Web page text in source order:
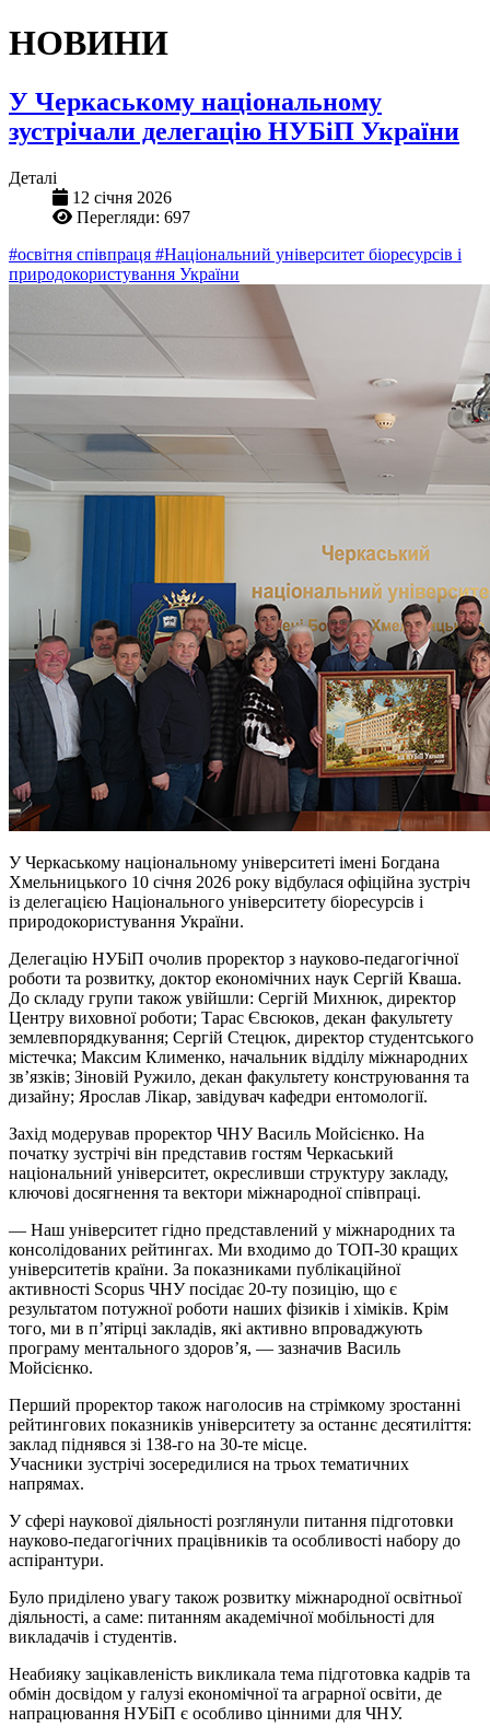
НОВИНИ
У Черкаському національному
зустрічали делегацію НУБіП України
Деталі
12 січня 2026
Перегляди: 697
#освітня співпраця #Національний університет біоресурсів і
природокористування України
У Черкаському національному університеті імені Богдана
Хмельницького 10 січня 2026 року відбулася офіційна зустріч
із делегацією Національного університету біоресурсів і
природокористування України.
Делегацію НУБіП очолив проректор з науково-педагогічної
роботи та розвитку, доктор економічних наук Сергій Кваша.
До складу групи також увійшли: Сергій Михнюк, директор
Центру виховної роботи; Тарас Євсюков, декан факультету
землевпорядкування; Сергій Стецюк, директор студентського
містечка; Максим Клименко, начальник відділу міжнародних
зв’язків; Зіновій Ружило, декан факультету конструювання та
дизайну; Ярослав Лікар, завідувач кафедри ентомології.
Захід модерував проректор ЧНУ Василь Мойсієнко. На
початку зустрічі він представив гостям Черкаський
національний університет, окресливши структуру закладу,
ключові досягнення та вектори міжнародної співпраці.
— Наш університет гідно представлений у міжнародних та
консолідованих рейтингах. Ми входимо до ТОП-30 кращих
університетів країни. За показниками публікаційної
активності Scopus ЧНУ посідає 20-ту позицію, що є
результатом потужної роботи наших фізиків і хіміків. Крім
того, ми в п’ятірці закладів, які активно впроваджують
програму ментального здоров’я, — зазначив Василь
Мойсієнко.
Перший проректор також наголосив на стрімкому зростанні
рейтингових показників університету за останнє десятиліття:
заклад піднявся зі 138-го на 30-те місце.
Учасники зустрічі зосередилися на трьох тематичних
напрямах.
У сфері наукової діяльності розглянули питання підготовки
науково-педагогічних працівників та особливості набору до
аспірантури.
Було приділено увагу також розвитку міжнародної освітньої
діяльності, а саме: питанням академічної мобільності для
викладачів і студентів.
Неабияку зацікавленість викликала тема підготовка кадрів та
обмін досвідом у галузі економічної та аграрної освіти, де
напрацювання НУБіП є особливо цінними для ЧНУ.